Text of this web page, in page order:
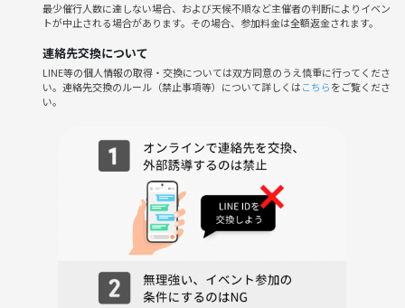
最少催行人数に達しない場合、および天候不順など主催者の判断によりイベン
トが中止される場合があります。その場合、参加料金は全額返金されます。
連絡先交換について
LINE等の個人情報の取得・交換については双方同意のうえ慎重に行ってくださ
い。連絡先交換のルール（禁止事項等）について詳しくはこちらをご覧くださ
い。